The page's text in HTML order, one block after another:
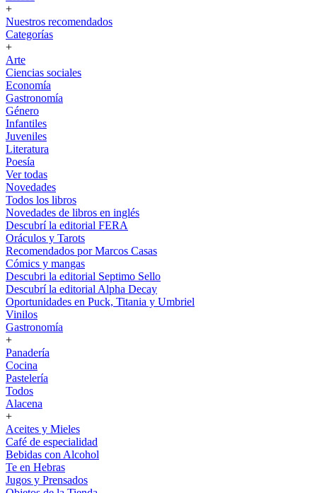
+
Nuestros recomendados
Categorías
+
Arte
Ciencias sociales
Economía
Gastronomía
Género
Infantiles
Juveniles
Literatura
Poesía
Ver todas
Novedades
Todos los libros
Novedades de libros en inglés
Descubrí la editorial FERA
Oráculos y Tarots
Recomendados por Marcos Casas
Cómics y mangas
Descubri la editorial Septimo Sello
Descubrí la editorial Alpha Decay
Oportunidades en Puck, Titania y Umbriel
Vinilos
Gastronomía
+
Panadería
Cocina
Pastelería
Todos
Alacena
+
Aceites y Mieles
Café de especialidad
Bebidas con Alcohol
Te en Hebras
Jugos y Prensados